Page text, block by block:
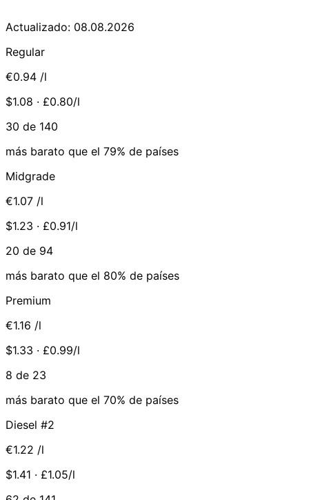
Actualizado: 08.08.2026
Regular
€0.94 /l
$1.08 · £0.80/l
30 de 140
más barato que el 79% de países
Midgrade
€1.07 /l
$1.23 · £0.91/l
20 de 94
más barato que el 80% de países
Premium
€1.16 /l
$1.33 · £0.99/l
8 de 23
más barato que el 70% de países
Diesel #2
€1.22 /l
$1.41 · £1.05/l